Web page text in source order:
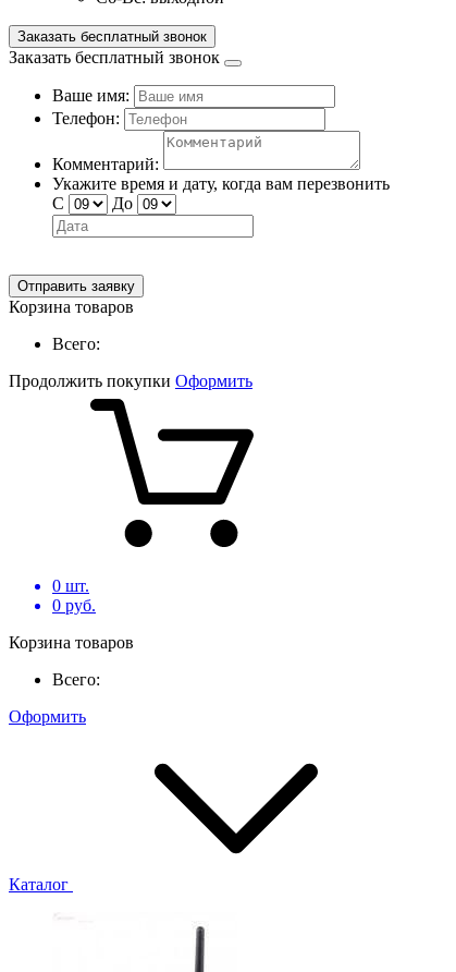
Заказать бесплатный звонок
Заказать бесплатный звонок
Ваше имя:
Телефон:
Комментарий:
Укажите время и дату, когда вам перезвонить
С
До
Отправить заявку
Корзина товаров
Всего:
Продолжить покупки Оформить
0 шт.
0 руб.
Корзина товаров
Всего:
Оформить
Каталог